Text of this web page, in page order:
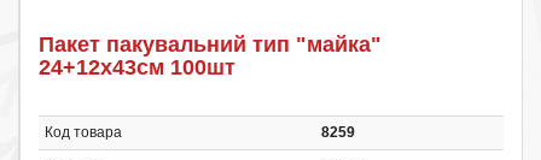
Пакет пакувальний тип "майка"
24+12х43см 100шт
Код товара
8259